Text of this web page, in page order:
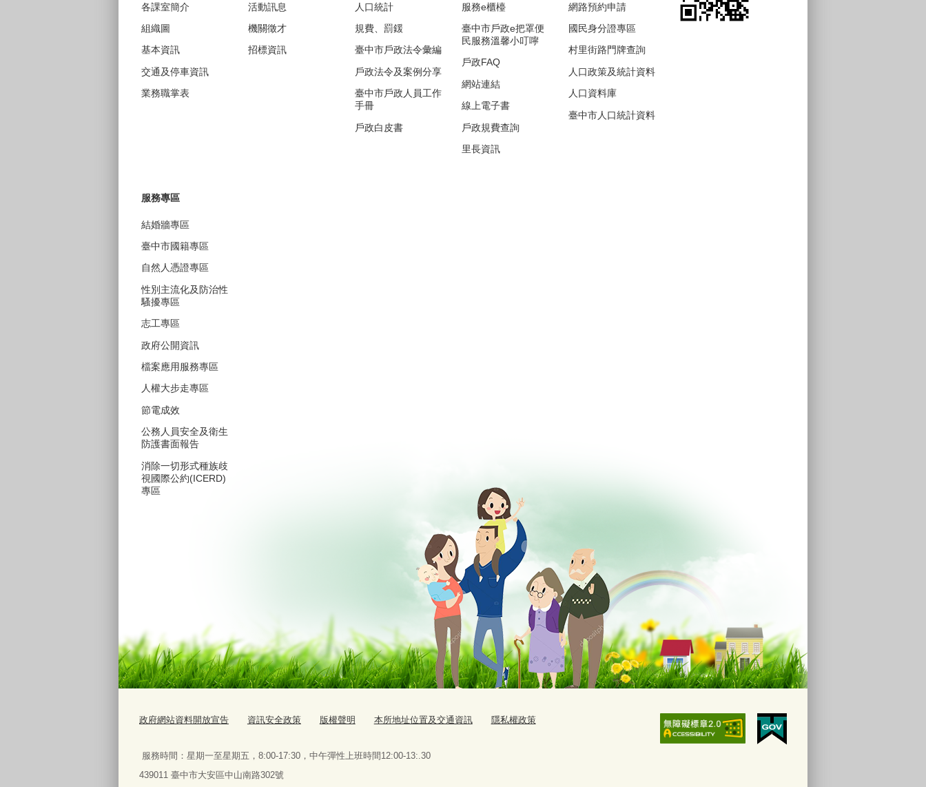
各課室簡介
組織圖
基本資訊
交通及停車資訊
業務職掌表
活動訊息
機關徵才
招標資訊
人口統計
規費、罰鍰
臺中市戶政法令彙編
戶政法令及案例分享
臺中市戶政人員工作
手冊
戶政白皮書
服務e櫃檯
臺中市戶政e把罩便
民服務溫馨小叮嚀
戶政FAQ
網站連結
線上電子書
戶政規費查詢
里長資訊
網路預約申請
國民身分證專區
村里街路門牌查詢
人口政策及統計資料
人口資料庫
臺中市人口統計資料
服務專區
結婚牆專區
臺中市國籍專區
自然人憑證專區
性別主流化及防治性
騷擾專區
志工專區
政府公開資訊
檔案應用服務專區
人權大步走專區
節電成效
公務人員安全及衛生
防護書面報告
消除一切形式種族歧
視國際公約(ICERD)
專區
政府網站資料開放宣告 資訊安全政策 版權聲明 本所地址位置及交通資訊 隱私權政策
服務時間：星期一至星期五 ， 8:00-17:30，中午彈性上班時間12:00-13:.30
439011 臺中市大安區中山南路302號